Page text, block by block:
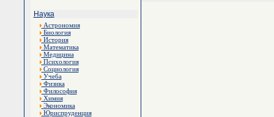
Наука
Астрономия
Биология
История
Математика
Медицина
Психология
Социология
Учеба
Физика
Философия
Химия
Экономика
Юриспруденция